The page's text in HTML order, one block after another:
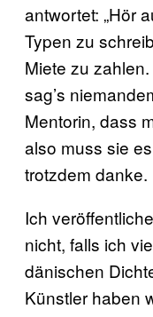
antwortet: „Hör
Typen zu
Miete zu
sag’s
Mentorin, dass
also muss sie
trotzdem danke.
Ich
nicht, falls ich
dänischen
Künstler haben